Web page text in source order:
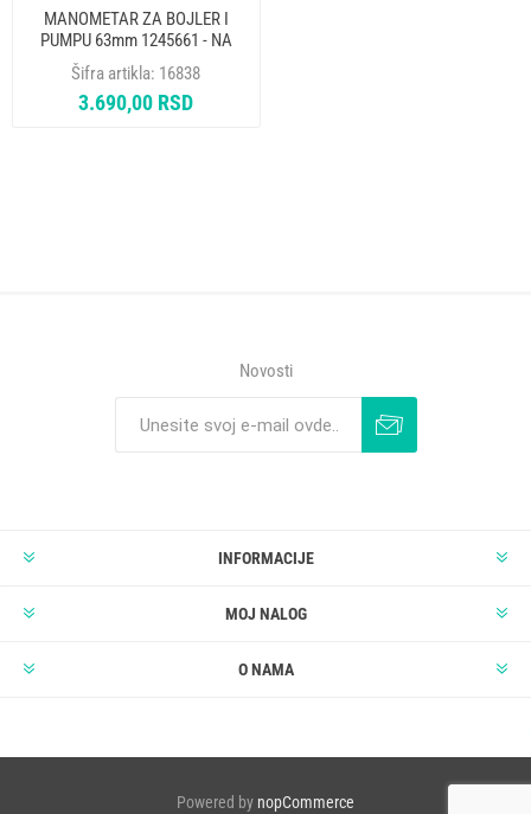
MANOMETAR ZA BOJLER I
PUMPU 63mm 1245661 - NA
Šifra artikla: 16838
3.690,00 RSD
Novosti
INFORMACIJE
MOJ NALOG
O NAMA
Powered by nopCommerce